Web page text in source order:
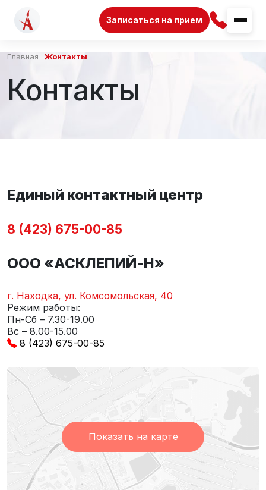
Записаться на прием
Главная Контакты
Контакты
Единый контактный центр
8 (423) 675-00-85
ООО «АСКЛЕПИЙ-Н»
г. Находка, ул. Комсомольская, 40
Режим работы:
Пн-Сб – 7.30-19.00
Вс – 8.00-15.00
8 (423) 675-00-85
Показать на карте